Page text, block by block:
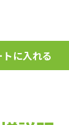
トに入れる